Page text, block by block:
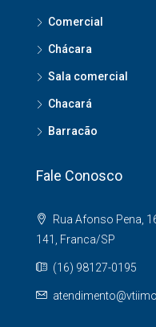
Comercial
Chácara
Sala comercial
Chacará
Barracão
Fale Conosco
Rua Afonso Pena,
141, Franca/SP
(16) 98127-0195